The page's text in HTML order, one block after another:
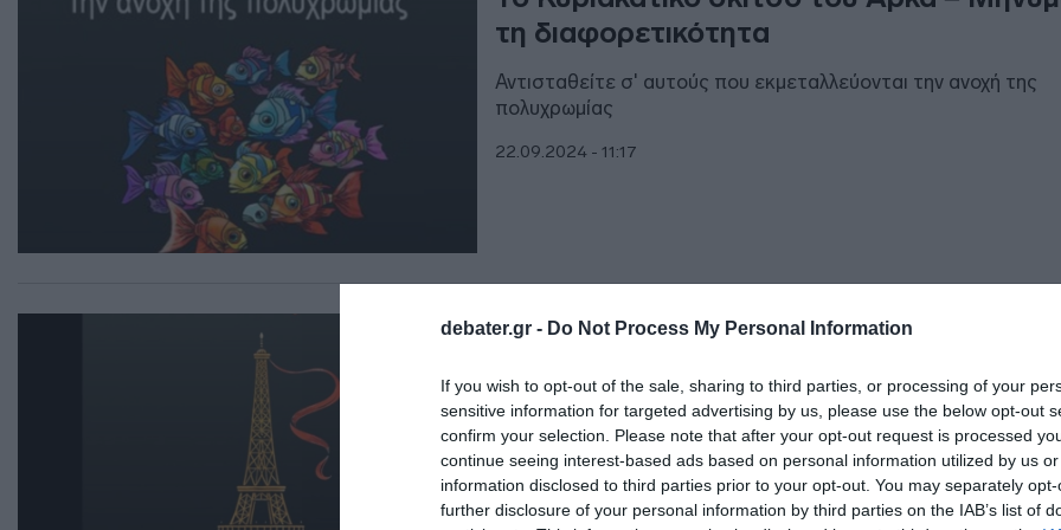
debater.gr - Do Not Process My Personal Information
If you wish to opt-out of the sale, sharing to third parties, or processing of your
sensitive information for targeted advertising by us, please use the below opt-out
confirm your selection. Please note that after your opt-out request is processed
continue seeing interest-based ads based on personal information utilized by us
information disclosed to third parties prior to your opt-out. You may separately
further disclosure of your personal information by third parties on the IAB’s list of
τη διαφορετικότητα
Αντισταθείτε σ' αυτούς που εκμεταλλεύονται την ανοχή της
πολυχρωμίας
22.09.2024 - 11:17
ΟΛΥΜΠΙΑΚΟΙ ΑΓΩΝΕΣ 2024
του Αρκά για την τελετή έναρξης – Ο
του Άιφελ και το Τσίρκο
Το φαντασμαγορικό σόου που προκάλεσε ποικίλα σχόλια
27.07.2024 - 09:45